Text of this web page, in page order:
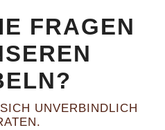
FRAGEN
UNVERBINDLICH